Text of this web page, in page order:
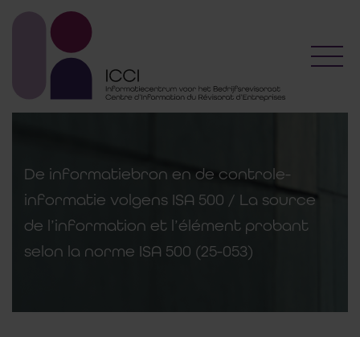
De informatiebron en de controle-
informatie volgens ISA 500 / La source
de l’information et l’élément probant
selon la norme ISA 500 (25-053)